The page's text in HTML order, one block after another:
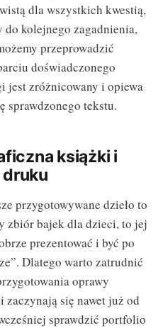
dla wszystkich kwestią,
kolejnego zagadnienia,
przeprowadzić
doświadczonego
jest zróżnicowany i opiewa
sprawdzonego tekstu.
książki i
przygotowywane dzieło to
zbiór bajek dla dzieci, to jej
prezentować i być po
Dlatego warto zatrudnić
oprawy
zaczynają się nawet już od
sprawdzić portfolio